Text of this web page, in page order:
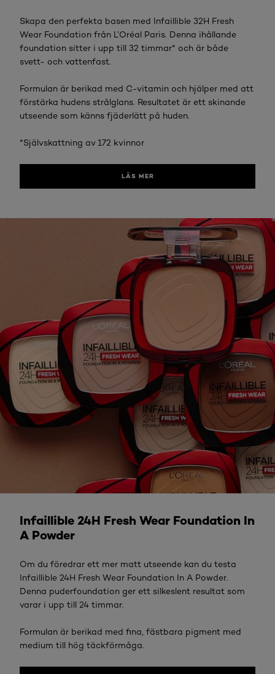
Skapa den perfekta basen med Infaillible 32H Fresh
Wear Foundation från L’Oréal Paris. Denna ihållande
foundation sitter i upp till 32 timmar* och är både
svett- och vattenfast.
Formulan är berikad med C-vitamin och hjälper med att
förstärka hudens strålglans. Resultatet är ett skinande
utseende som känns fjäderlätt på huden.
*Självskattning av 172 kvinnor
LÄS MER
Infaillible 24H Fresh Wear Foundation In
A Powder
Om du föredrar ett mer matt utseende kan du testa
Infaillible 24H Fresh Wear Foundation In A Powder.
Denna puderfoundation ger ett silkeslent resultat som
varar i upp till 24 timmar.
Formulan är berikad med fina, fästbara pigment med
medium till hög täckförmåga.